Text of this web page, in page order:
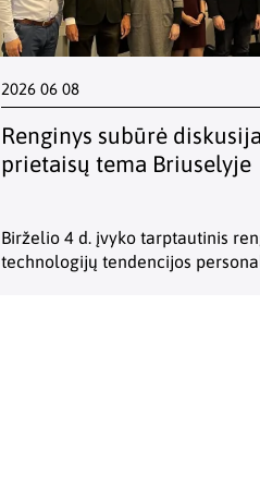
2026 06 08
Renginys subūrė
prietaisų tema Briuselyje
Birželio 4 d. įvyko tarptautinis
technologijų tendencijos